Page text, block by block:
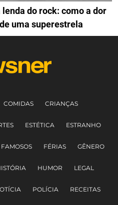
do rock: como a dor
uma superestrela
COMIDAS CRIANÇAS
ESTÉTICA ESTRANHO
FAMOSOS FÉRIAS GÊNERO
HUMOR LEGAL
POLÍCIA RECEITAS